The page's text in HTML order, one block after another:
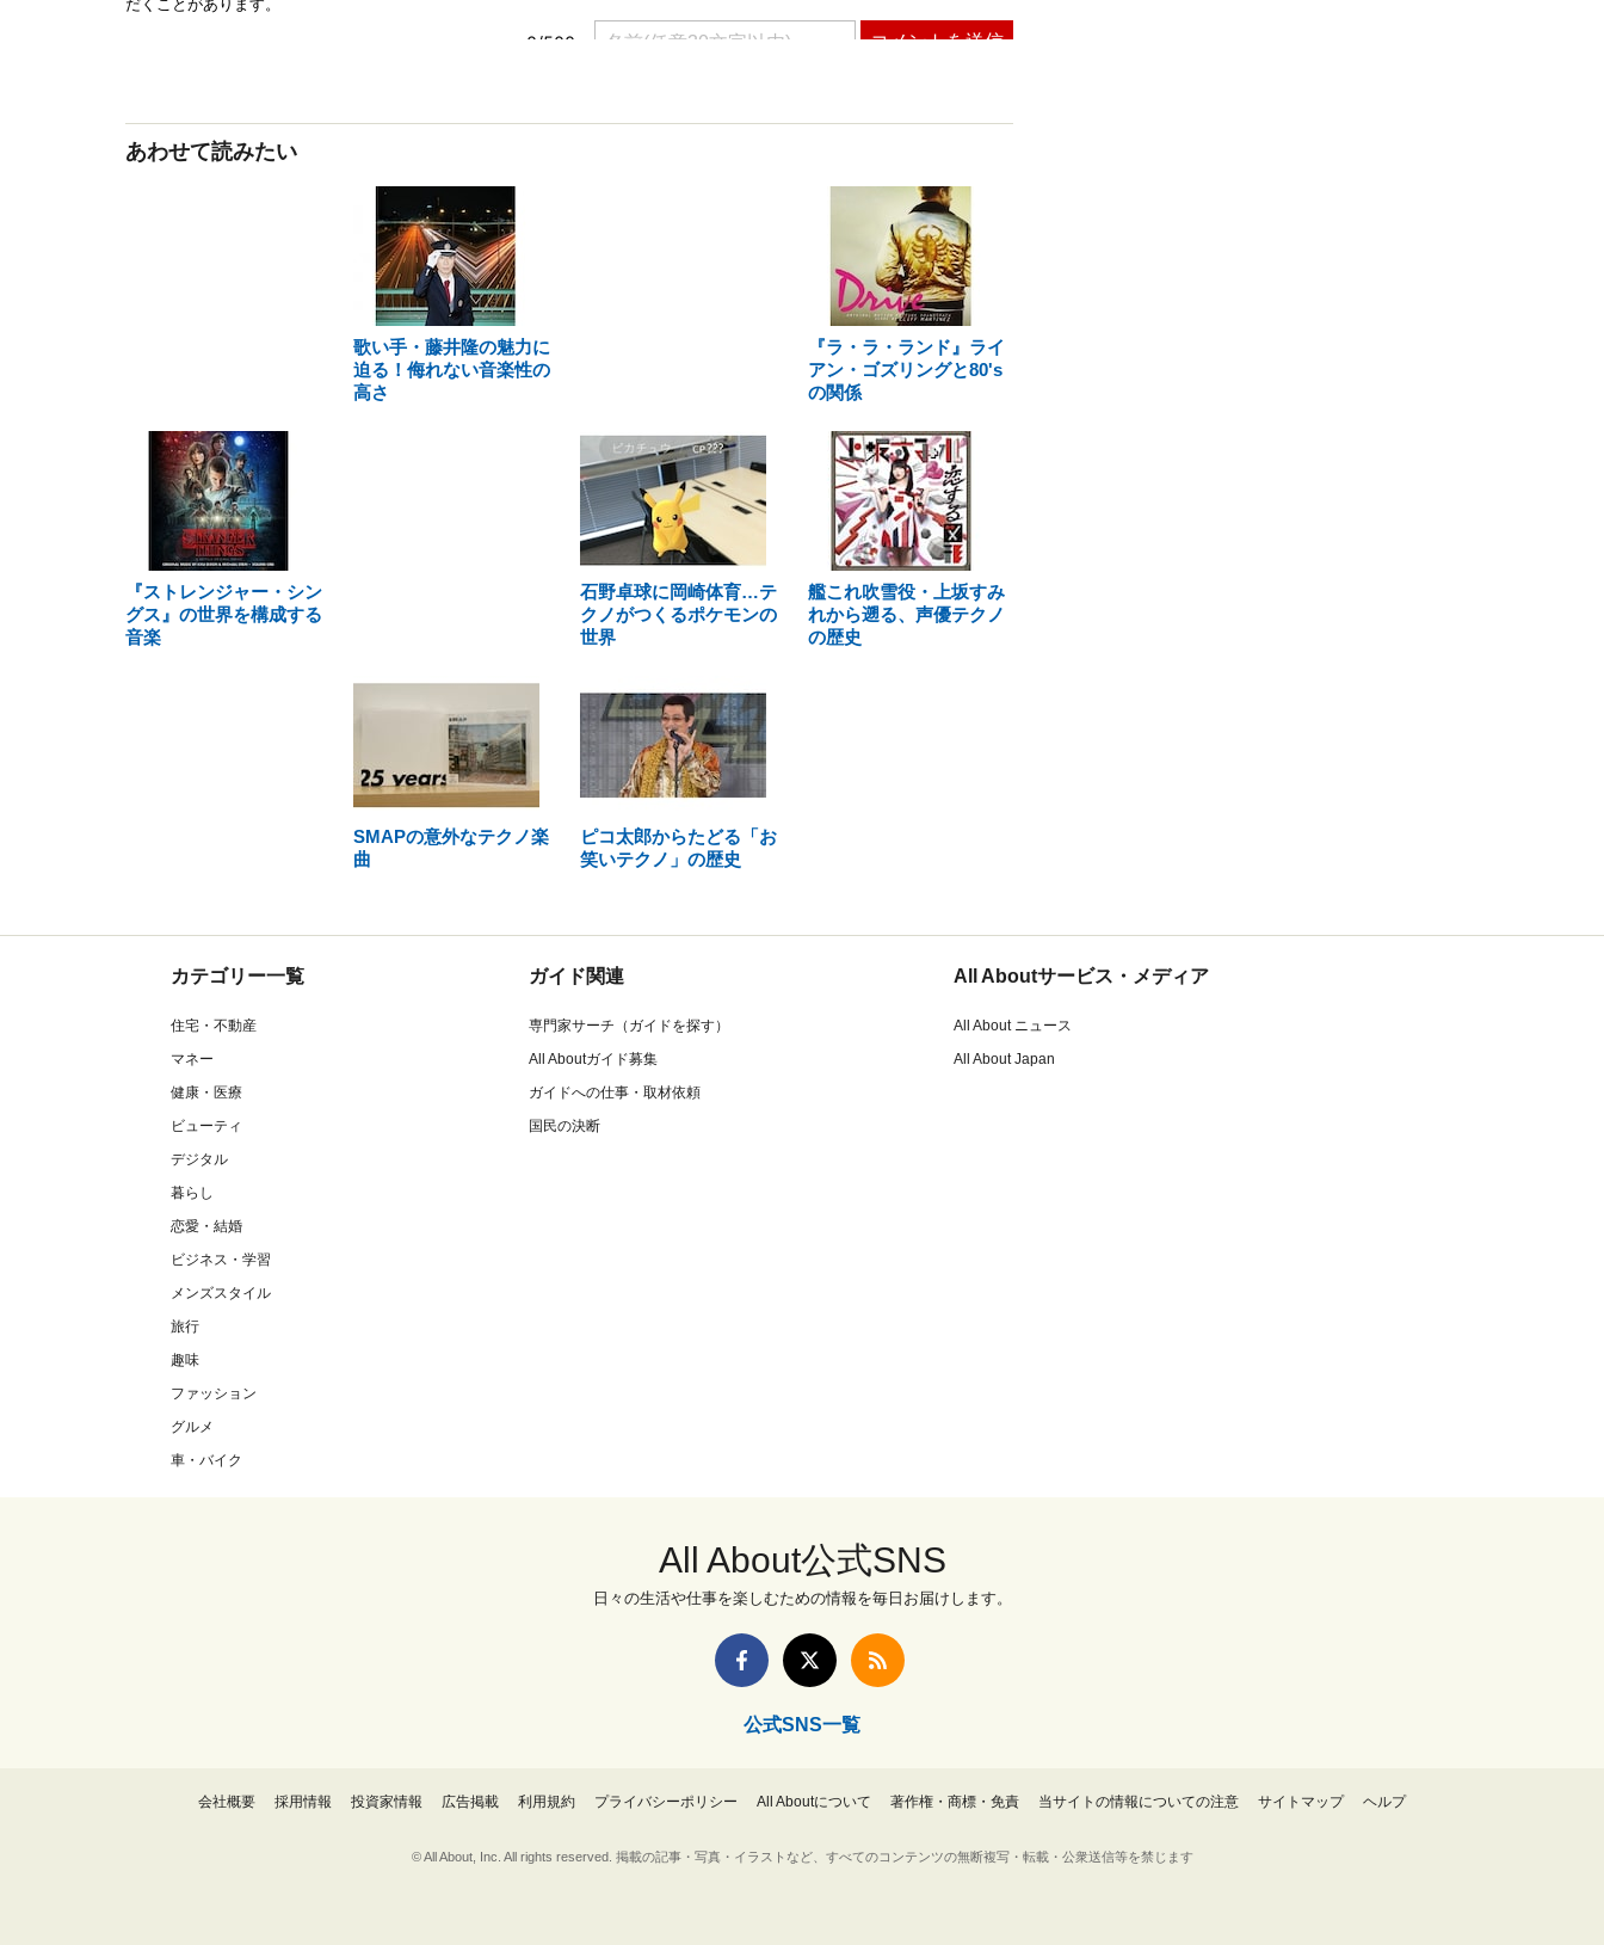
あわせて読みたい
歌い手・藤井隆の魅力に
迫る！侮れない音楽性の
高さ
『ラ・ラ・ランド』ライ
アン・ゴズリングと80's
の関係
『ストレンジャー・シン
グス』の世界を構成する
音楽
石野卓球に岡崎体育…テ
クノがつくるポケモンの
世界
艦これ吹雪役・上坂すみ
れから遡る、声優テクノ
の歴史
SMAPの意外なテクノ楽
曲
ピコ太郎からたどる「お
笑いテクノ」の歴史
カテゴリー一覧
住宅・不動産
マネー
健康・医療
ビューティ
デジタル
暮らし
恋愛・結婚
ビジネス・学習
メンズスタイル
旅行
趣味
ファッション
グルメ
車・バイク
ガイド関連
専門家サーチ（ガイドを探す）
All Aboutガイド募集
ガイドへの仕事・取材依頼
国民の決断
All Aboutサービス・メディア
All About ニュース
All About Japan
All About公式SNS
日々の生活や仕事を楽しむための情報を毎日お届けします。
公式SNS一覧
会社概要 採用情報 投資家情報 広告掲載 利用規約 プライバシーポリシー All Aboutについて 著作権・商標・免責 当サイトの情報についての注意 サイトマップ ヘルプ
© All About, Inc. All rights reserved. 掲載の記事・写真・イラストなど、すべてのコンテンツの無断複写・転載・公衆送信等を禁じます